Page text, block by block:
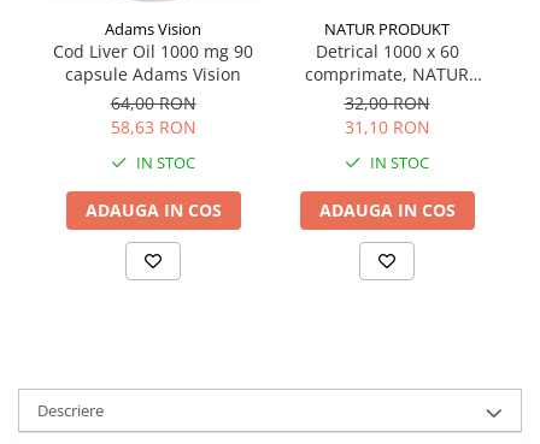
Adams Vision
Cod Liver Oil 1000 mg 90
capsule Adams Vision
64,00 RON
58,63 RON
IN STOC
ADAUGA IN COS
NATUR PRODUKT
Detrical 1000 x 60
comprimate, NATUR
PRODUKT
32,00 RON
31,10 RON
IN STOC
ADAUGA IN COS
Descriere